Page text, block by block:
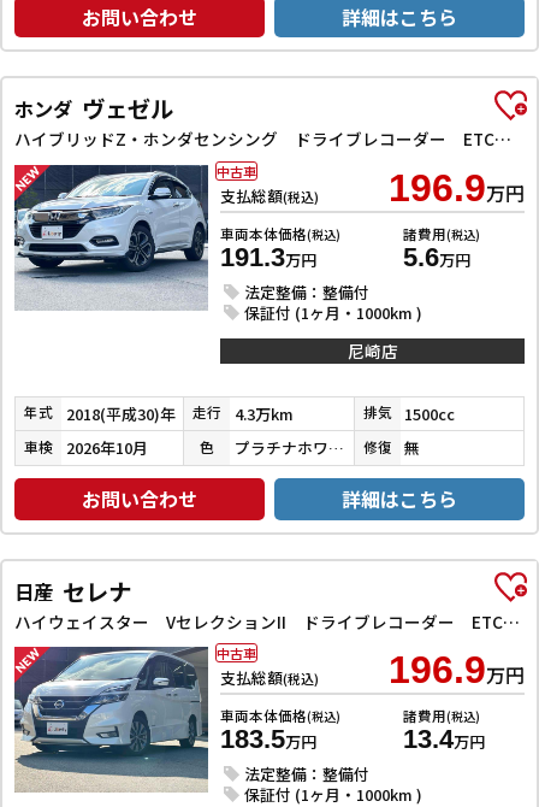
お問い合わせ 詳細はこちら
ホンダ ヴェゼル
ハイブリッドZ・ホンダセンシング ドライブレコーダー ETC バックカメラ オートクルーズコントロール レーンアシスト 衝突被害軽減システム ナビ TV オートライト LEDヘッドランプ アルミホイール スマートキー 電動格納ミラー
支払総額(税込) 196.9万円
車両本体価格(税込)
191.3万円
諸費用(税込)
5.6万円
法定整備：整備付
保証付 (1ヶ月・1000km )
中古車
尼崎店
年式 2018(平成30)年 走行 4.3万km 排気 1500cc
車検 2026年10月 色 プラチナホワイトパール 修復 無
お問い合わせ 詳細はこちら
日産 セレナ
ハイウェイスター VセレクションII ドライブレコーダー ETC バックカメラ サイドカメラ ナビ TV クリアランスソナー オートクルーズコントロール パークアシスト 衝突被害軽減システム 両側電動スライドドア オートライト
支払総額(税込) 196.9万円
車両本体価格(税込)
183.5万円
諸費用(税込)
13.4万円
法定整備：整備付
保証付 (1ヶ月・1000km )
中古車